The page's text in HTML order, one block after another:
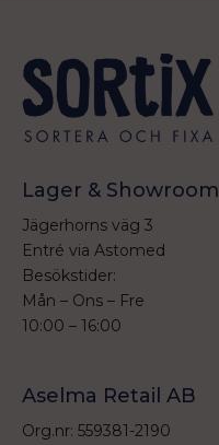
Lager & Showroom
Jägerhorns väg 3
Entré via Astomed
Besökstider:
Mån – Ons – Fre
10:00 – 16:00
Aselma Retail AB
Org.nr: 559381-2190